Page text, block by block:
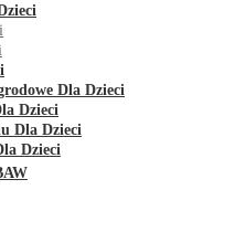
Dla Dzieci
Dzieci
Dla Dzieci
Dzieci